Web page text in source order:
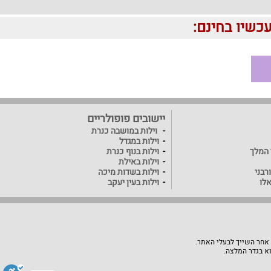
המלך
יישובים פופולריים
וילות במושבה כנרת
וילות במגדל
וילות בנוף כנרת
וילות באילת
וילות בשדות מיכה
וילות בעין יעקב
אחר השייך לבעלי האתר.